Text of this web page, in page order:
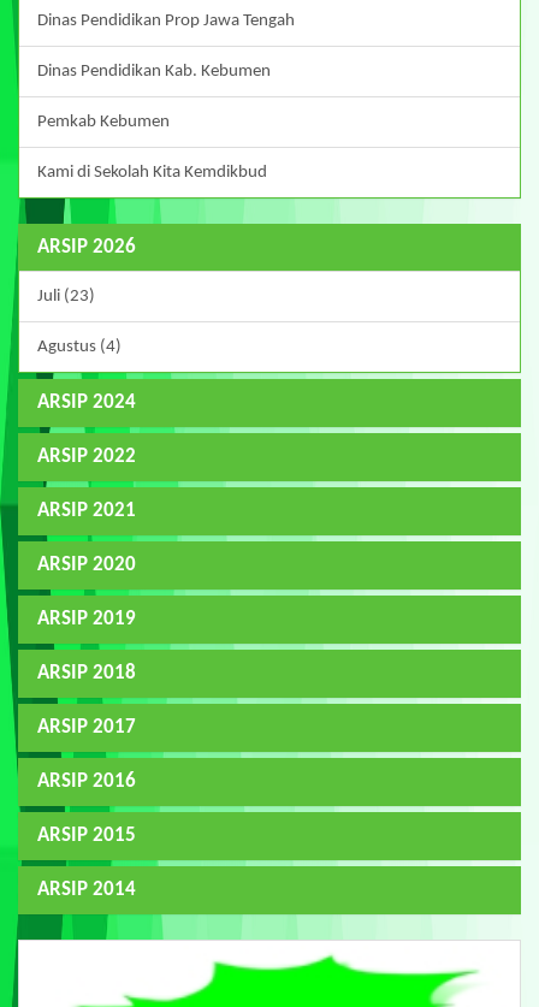
Dinas Pendidikan Prop Jawa Tengah
Dinas Pendidikan Kab. Kebumen
Pemkab Kebumen
Kami di Sekolah Kita Kemdikbud
ARSIP 2026
Juli (23)
Agustus (4)
ARSIP 2024
ARSIP 2022
ARSIP 2021
ARSIP 2020
ARSIP 2019
ARSIP 2018
ARSIP 2017
ARSIP 2016
ARSIP 2015
ARSIP 2014